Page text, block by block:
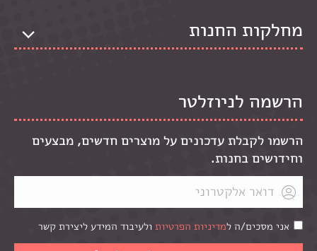
מחלקות החנות
הרשמה לניוזלטר
הרשמו לקבלת עדכונים על מוצרים חדשים, מבצעים
וחידושים בחנות.
אני מסכים/ה למדיניות הפרטיות ולעיבוד המידע ליצירת קשר